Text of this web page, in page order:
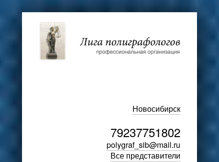
Новосибирск
79237751802
polygraf_sib@mail.ru
Все представители